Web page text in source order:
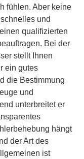
fühlen. Aber keine
und
qualifizierten
Bei der
stellt Ihnen
ein gutes
die Bestimmung
und
unterbreitet er
hängt
der Art des
ist